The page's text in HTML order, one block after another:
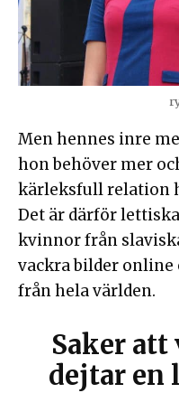
Men hennes inre
hon behöver mer
kärleksfull relation
Det är därför lettiska
kvinnor från
vackra bilder
från hela världen.
Saker att
dejtar en